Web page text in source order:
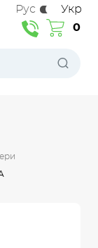
0
Рус Укр